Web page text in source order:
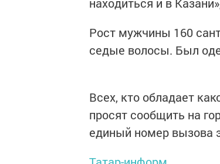
Рост мужчины 160
седые волосы. Был
Всех, кто обладает
просят сообщить на
единый номер вызова